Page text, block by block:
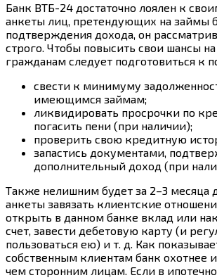
Банк ВТБ-24 достаточно лоялен к
анкеты лиц, претендующих на займы
подтверждения дохода, он
строго. Чтобы повысить свои шансы
гражданам следует подготовиться к
свести к минимуму
имеющимся займам;
ликвидировать просрочки по
погасить пени (при наличии);
проверить свою кредитную
запастись документами,
дополнительный доход (при
Также нелишним будет за 2–3 месяца
анкеты завязать клиентские
открыть в данном банке вклад или
счет, завести дебетовую карту (и
пользоваться ею) и т. д. Как
собственным клиентам банк охотнее
чем сторонним лицам. Если в